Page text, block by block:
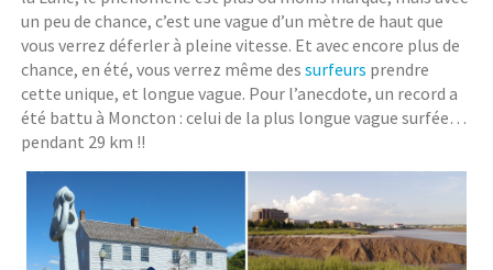
un peu de chance, c’est une vague d’un mètre de haut que
vous verrez déferler à pleine vitesse. Et avec encore plus de
chance, en été, vous verrez même dessurfeurs prendre
cette unique, et longue vague. Pour l’anecdote, un record a
été battu à Moncton : celui de la plus longue vague surfée…
pendant 29 km !!